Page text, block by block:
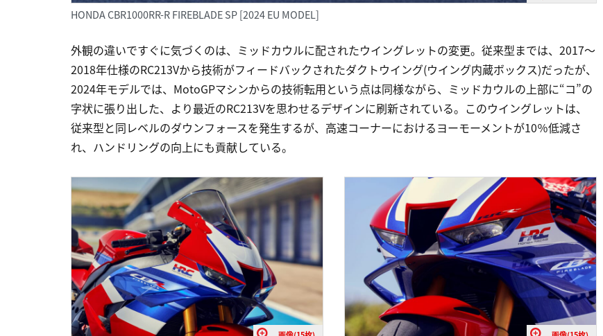
HONDA CBR1000RR-R FIREBLADE SP [2024 EU MODEL]
外観の違いですぐに気づくのは、ミッドカウルに配されたウイングレットの変更。従来型までは、2017～
2018年仕様のRC213Vから技術がフィードバックされたダクトウイング(ウイング内蔵ボックス)だったが、
2024年モデルでは、MotoGPマシンからの技術転用という点は同様ながら、ミッドカウルの上部に“コ”の
字状に張り出した、より最近のRC213Vを思わせるデザインに刷新されている。このウイングレットは、
従来型と同レベルのダウンフォースを発生するが、高速コーナーにおけるヨーモーメントが10％低減さ
れ、ハンドリングの向上にも貢献している。